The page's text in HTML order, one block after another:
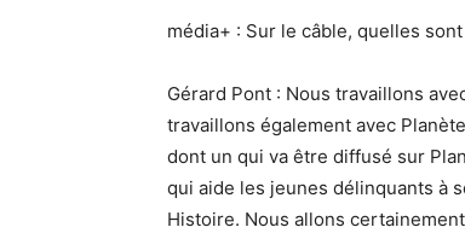
média+ : Sur le câble, quelles
Gérard Pont : Nous travaillons
travaillons également avec
dont un qui va être diffusé sur
qui aide les jeunes délinquants à
Histoire. Nous allons